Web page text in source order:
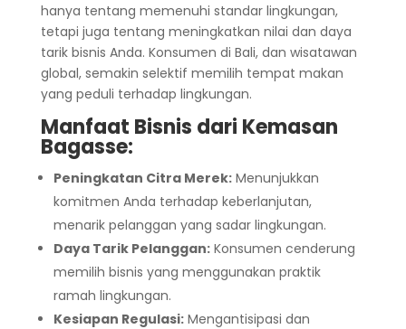
hanya tentang memenuhi standar lingkungan,
tetapi juga tentang meningkatkan nilai dan daya
tarik bisnis Anda. Konsumen di Bali, dan wisatawan
global, semakin selektif memilih tempat makan
yang peduli terhadap lingkungan.
Manfaat Bisnis dari Kemasan
Bagasse:
Peningkatan Citra Merek:Menunjukkan
komitmen Anda terhadap keberlanjutan,
menarik pelanggan yang sadar lingkungan.
Daya Tarik Pelanggan:Konsumen cenderung
memilih bisnis yang menggunakan praktik
ramah lingkungan.
Kesiapan Regulasi:Mengantisipasi dan